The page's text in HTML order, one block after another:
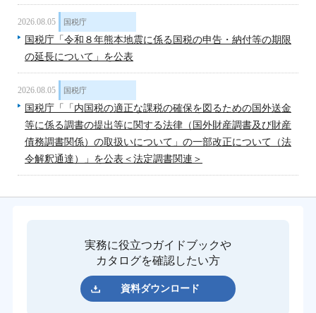
2026.08.05 国税庁
国税庁「令和８年熊本地震に係る国税の申告・納付等の期限
の延長について」を公表
2026.08.05 国税庁
国税庁「「内国税の適正な課税の確保を図るための国外送金
等に係る調書の提出等に関する法律（国外財産調書及び財産
債務調書関係）の取扱いについて」の一部改正について（法
令解釈通達）」を公表＜法定調書関連＞
実務に役立つガイドブックや
カタログを確認したい方
資料ダウンロード